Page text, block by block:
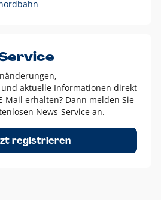
dürfen nur in Ausnahmefällen
Beispiel:
reine Schwarz-Weiß-Umsetzungen
ein Schutzraum von jeweils einer
AKN in alle Richtungen
aktuelle Informationen direkt
Mail erhalten? Dann melden Sie
News-Service an.
registrieren